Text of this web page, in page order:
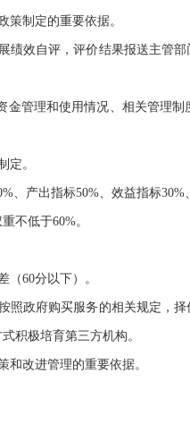
制定的重要依据。
效自评，评价结果报送主管
管理和使用情况、相关管理
定。
产出指标50%、效益指标30%
不低于60%。
60分以下）。
政府购买服务的相关规定，
积极培育第三方机构。
改进管理的重要依据。